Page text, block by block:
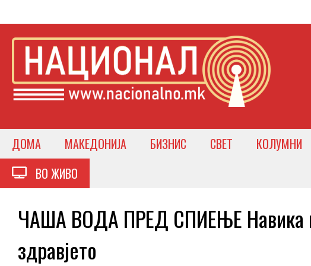
ДОМА МАКЕДОНИЈА БИЗНИС СВЕТ КОЛУМНИ
ВО ЖИВО
ЧАША ВОДА ПРЕД СПИЕЊЕ Навика
здравјето